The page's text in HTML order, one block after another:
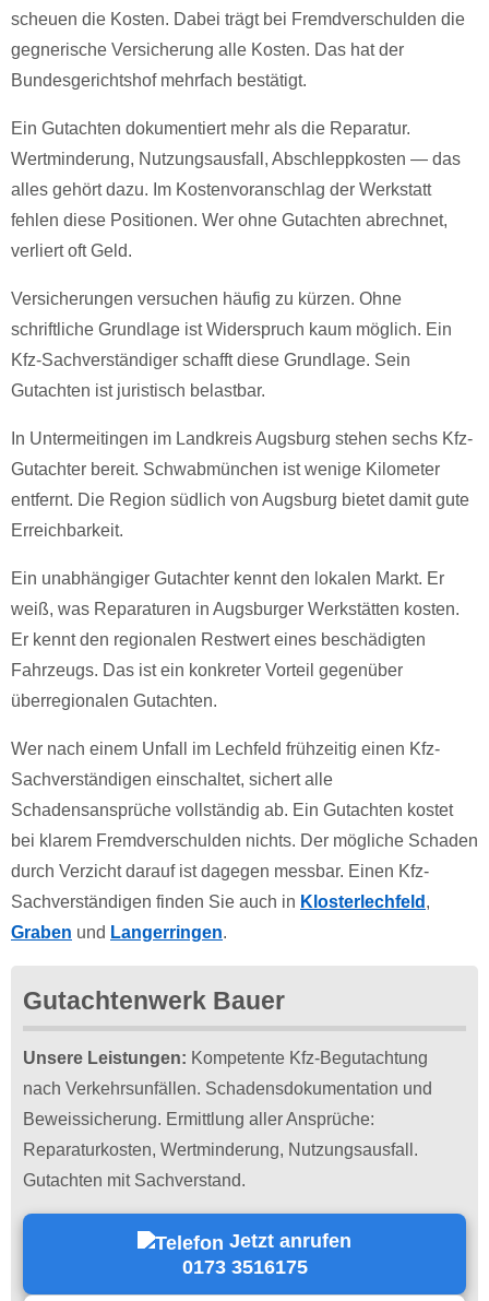
scheuen die Kosten. Dabei trägt bei Fremdverschulden die
gegnerische Versicherung alle Kosten. Das hat der
Bundesgerichtshof mehrfach bestätigt.
Ein Gutachten dokumentiert mehr als die Reparatur.
Wertminderung, Nutzungsausfall, Abschleppkosten — das
alles gehört dazu. Im Kostenvoranschlag der Werkstatt
fehlen diese Positionen. Wer ohne Gutachten abrechnet,
verliert oft Geld.
Versicherungen versuchen häufig zu kürzen. Ohne
schriftliche Grundlage ist Widerspruch kaum möglich. Ein
Kfz-Sachverständiger schafft diese Grundlage. Sein
Gutachten ist juristisch belastbar.
In Untermeitingen im Landkreis Augsburg stehen sechs Kfz-
Gutachter bereit. Schwabmünchen ist wenige Kilometer
entfernt. Die Region südlich von Augsburg bietet damit gute
Erreichbarkeit.
Ein unabhängiger Gutachter kennt den lokalen Markt. Er
weiß, was Reparaturen in Augsburger Werkstätten kosten.
Er kennt den regionalen Restwert eines beschädigten
Fahrzeugs. Das ist ein konkreter Vorteil gegenüber
überregionalen Gutachten.
Wer nach einem Unfall im Lechfeld frühzeitig einen Kfz-
Sachverständigen einschaltet, sichert alle
Schadensansprüche vollständig ab. Ein Gutachten kostet
bei klarem Fremdverschulden nichts. Der mögliche Schaden
durch Verzicht darauf ist dagegen messbar. Einen Kfz-
Sachverständigen finden Sie auch in Klosterlechfeld ,
Graben und Langerringen.
Gutachtenwerk Bauer
Unsere Leistungen: Kompetente Kfz-Begutachtung
nach Verkehrsunfällen. Schadensdokumentation und
Beweissicherung. Ermittlung aller Ansprüche:
Reparaturkosten, Wertminderung, Nutzungsausfall.
Gutachten mit Sachverstand.
Jetzt anrufen
0173 3516175